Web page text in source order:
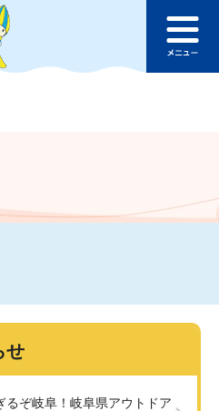
ジの本文へ
ュ
せ
るぞ岐阜！岐阜県アウトドア